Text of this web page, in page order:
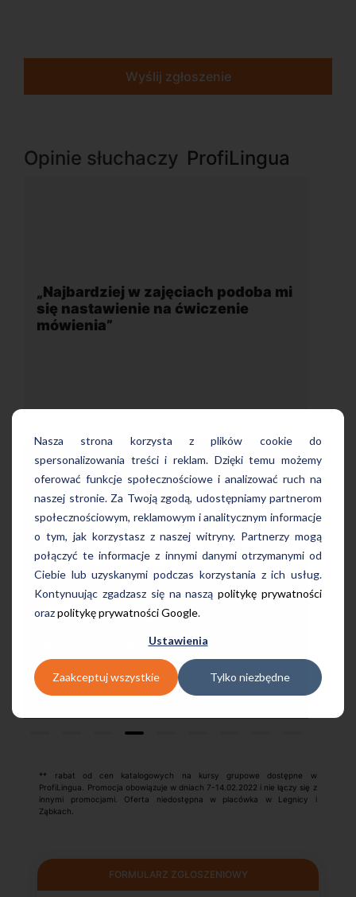
Nasza strona korzysta z plików cookie do
spersonalizowania treści i reklam. Dzięki temu możemy
oferować funkcje społecznościowe i analizować ruch na
naszej stronie. Za Twoją zgodą, udostępniamy partnerom
społecznościowym, reklamowym i analitycznym informacje
o tym, jak korzystasz z naszej witryny. Partnerzy mogą
połączyć te informacje z innymi danymi otrzymanymi od
Ciebie lub uzyskanymi podczas korzystania z ich usług.
Kontynuując zgadzasz się na nasząpolitykę prywatności
orazpolitykę prywatności Google.
Ustawienia
Zaakceptuj wszystkie Tylko niezbędne
Wyślij zgłoszenie
Opinie słuchaczy ProfiLingua
„Wygodna, nowoczesna szkoła
położona w dogodnej lokalizacji”
Uczę się w tej szkole od 4 lat i jestem
bardzo zadowolona. Zajęcia z nativami,
wygodna, nowoczesna szkoła położona
w dogodnej lokalizacji, bo tuż przy
wyjściu z metra, mili pracownicy,
bardzo konkurencyjna cena kursu i
najlepsza Pani manager, która służy
pomocą w każdej chwili! Polecam!
** rabat od cen katalogowych na kursy grupowe dostępne w
ProfiLingua. Promocja obowiązuje w dniach 7-14.02.2022 i nie łączy się z
innymi promocjami. Oferta niedostępna w placówka w Legnicy i
Ząbkach.
FORMULARZ ZGŁOSZENIOWY